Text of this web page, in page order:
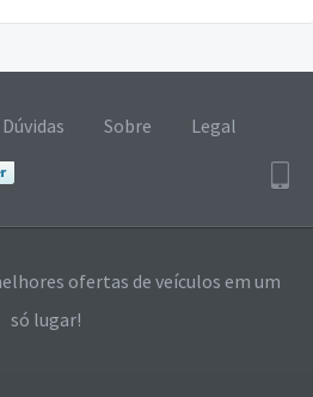
Dúvidas Sobre
Legal
ofertas de veículos em um
só lugar!